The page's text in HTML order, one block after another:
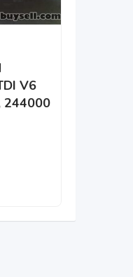
V6
244000